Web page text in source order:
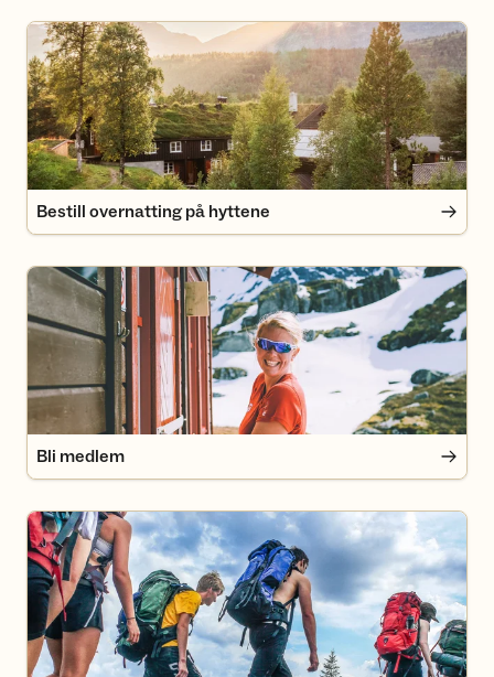
Bestill overnatting på hyttene
Bestill overnatting på hyttene
Bli medlem
Bli medlem
Hitra Turlags aktiviteter